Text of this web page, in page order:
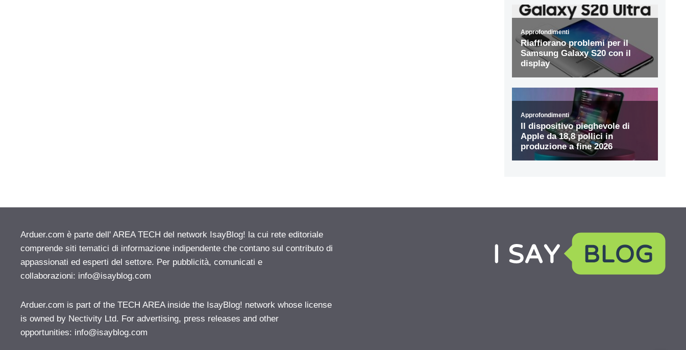
Arduer.com è parte dell' AREA TECH del network IsayBlog! la cui rete editoriale
comprende siti tematici di informazione indipendente che contano sul contributo di
appassionati ed esperti del settore. Per pubblicità, comunicati e
collaborazioni: info@isayblog.com
Arduer.com is part of the TECH AREA inside the IsayBlog! network whose license
is owned by Nectivity Ltd. For advertising, press releases and other
opportunities: info@isayblog.com